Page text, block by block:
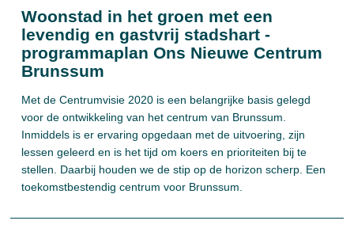
Woonstad in het groen met een
levendig en gastvrij stadshart -
programmaplan Ons Nieuwe Centrum
Brunssum
Met de Centrumvisie 2020 is een belangrijke basis gelegd
voor de ontwikkeling van het centrum van Brunssum.
Inmiddels is er ervaring opgedaan met de uitvoering, zijn
lessen geleerd en is het tijd om koers en prioriteiten bij te
stellen. Daarbij houden we de stip op de horizon scherp. Een
toekomstbestendig centrum voor Brunssum.